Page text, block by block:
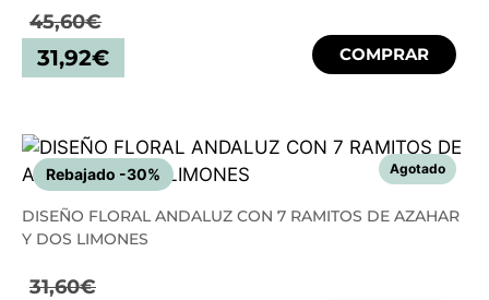
45,60€
31,92€ COMPRAR
Rebajado -30%
DISEÑO FLORAL ANDALUZ CON 7 RAMITOS DE AZAHAR
Y DOS LIMONES
31,60€